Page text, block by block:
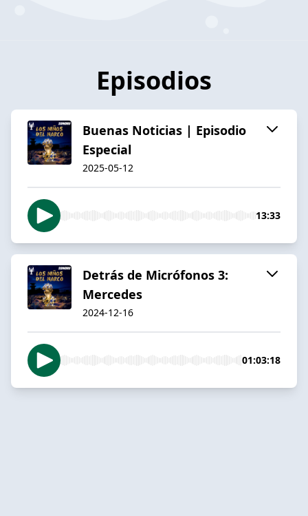
Episodios
Buenas Noticias | Episodio
Especial
2025-05-12
13:33
Detrás de Micrófonos 3:
Mercedes
2024-12-16
01:03:18